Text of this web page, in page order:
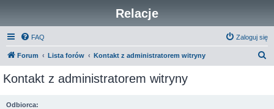
Relacje
FAQ Zaloguj się
Forum Lista forów Kontakt z administratorem witryny
Kontakt z administratorem witryny
Odbiorca: